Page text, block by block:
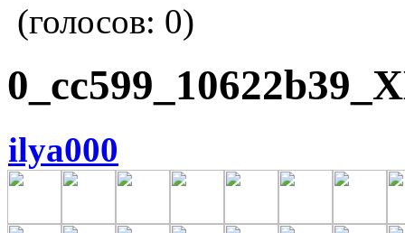
(голосов: 0)
ilya000